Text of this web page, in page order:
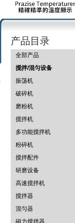
武汉提沃克科技有限公司
产品目录
全部产品
搅拌/混匀设备
振荡机
破碎机
磨粉机
搅拌机
多功能搅拌机
粉碎机
搅拌配件
研磨设备
高速搅拌机
搅拌器
混匀器
磁力搅拌器